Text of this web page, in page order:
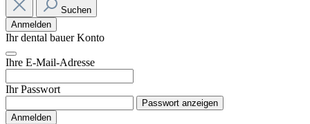
Suchen
Anmelden
Ihr dental bauer Konto
Ihre E-Mail-Adresse
Ihr Passwort
Passwort anzeigen
Anmelden